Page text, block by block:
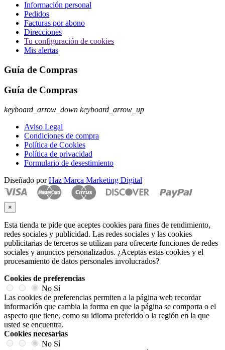
Información personal
Pedidos
Facturas por abono
Direcciones
Tu configuración de cookies
Mis alertas
Guía de Compras
Guía de Compras
keyboard_arrow_down keyboard_arrow_up
Aviso Legal
Condiciones de compra
Política de Cookies
Política de privacidad
Formulario de desestimiento
Diseñado porHaz Marca Marketing Digital
×
Esta tienda te pide que aceptes cookies para fines de rendimiento,
redes sociales y publicidad. Las redes sociales y las cookies
publicitarias de terceros se utilizan para ofrecerte funciones de redes
sociales y anuncios personalizados. ¿Aceptas estas cookies y el
procesamiento de datos personales involucrados?
Cookies de preferencias
No Sí
Las cookies de preferencias permiten a la página web recordar
información que cambia la forma en que la página se comporta o el
aspecto que tiene, como su idioma preferido o la región en la que
usted se encuentra.
Cookies necesarias
No Sí